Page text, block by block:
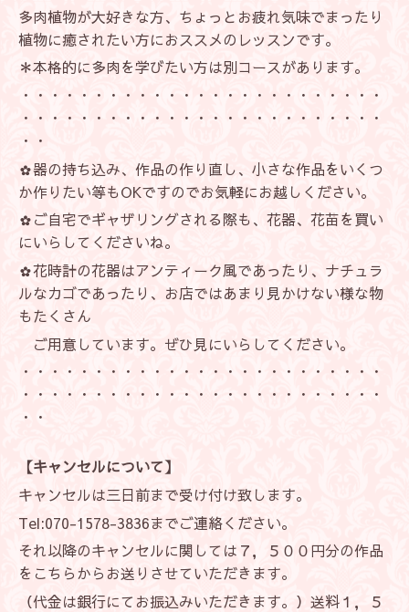
多肉植物が大好きな方、ちょっとお疲れ気味でまったり
植物に癒されたい方におススメのレッスンです。
＊本格的に多肉を学びたい方は別コースがあります。
・・・・・・・・・・・・・・・・・・・・・・・・・
・・・・・・・・・・・・・・・・・・・・・・・・・
・・
✿器の持ち込み、作品の作り直し、小さな作品をいくつ
か作りたい等もOKですのでお気軽にお越しください。
✿ご自宅でギャザリングされる際も、花器、花苗を買い
にいらしてくださいね。
✿花時計の花器はアンティーク風であったり、ナチュラ
ルなカゴであったり、お店ではあまり見かけない様な物
もたくさん
ご用意しています。ぜひ見にいらしてください。
・・・・・・・・・・・・・・・・・・・・・・・・・
・・・・・・・・・・・・・・・・・・・・・・・・・
・・
【キャンセルについて】
キャンセルは三日前まで受け付け致します。
Tel:070-1578-3836までご連絡ください。
それ以降のキャンセルに関しては７，５００円分の作品
をこちらからお送りさせていただきます。
（代金は銀行にてお振込みいただきます。）送料１，５